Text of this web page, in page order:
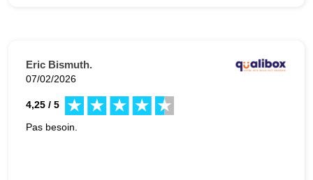
Eric Bismuth.
07/02/2026
4,25 / 5
Pas besoin.